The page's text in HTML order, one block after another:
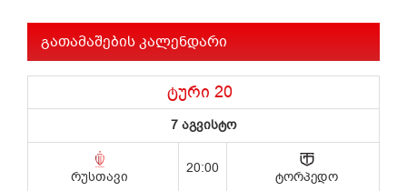
გათამაშების კალენდარი